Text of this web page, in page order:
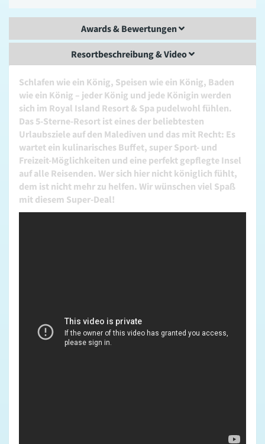
Awards & Bewertungen
Resortbeschreibung & Video
Schlafen wie ein König, Speisen wie ein König, Baden
wie ein König – jeder König und jede Königin werden
sich im Royal Island Resort & Spa pudelwohl fühlen.
Das 5-Sterne-Resort ist eines der beliebtesten
Urlaubsziele auf den Malediven und das mit Recht: Es
wartet ein kulinarisches Buffet, super Sport- und
Freizeit-Möglichkeiten und eine perfekt gepflegte Insel
auf alle Reisenden. Wer sich hier nicht königlich fühlt,
dem ist nicht mehr zu helfen. Wir wünschen viel Spaß
mit diesem Super-Deal!